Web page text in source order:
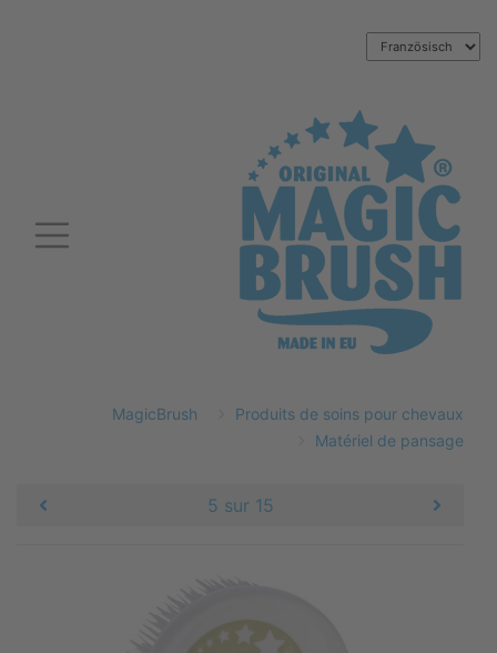
MagicBrush
Produits de soins pour chevaux
Matériel de pansage
5 sur 15